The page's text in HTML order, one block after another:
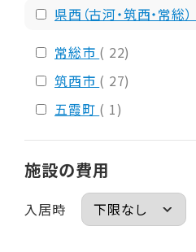
県西（古河・筑西・常総）
常総市 ( 22)
筑西市 ( 27)
五霞町 ( 1)
施設の費用
入居時